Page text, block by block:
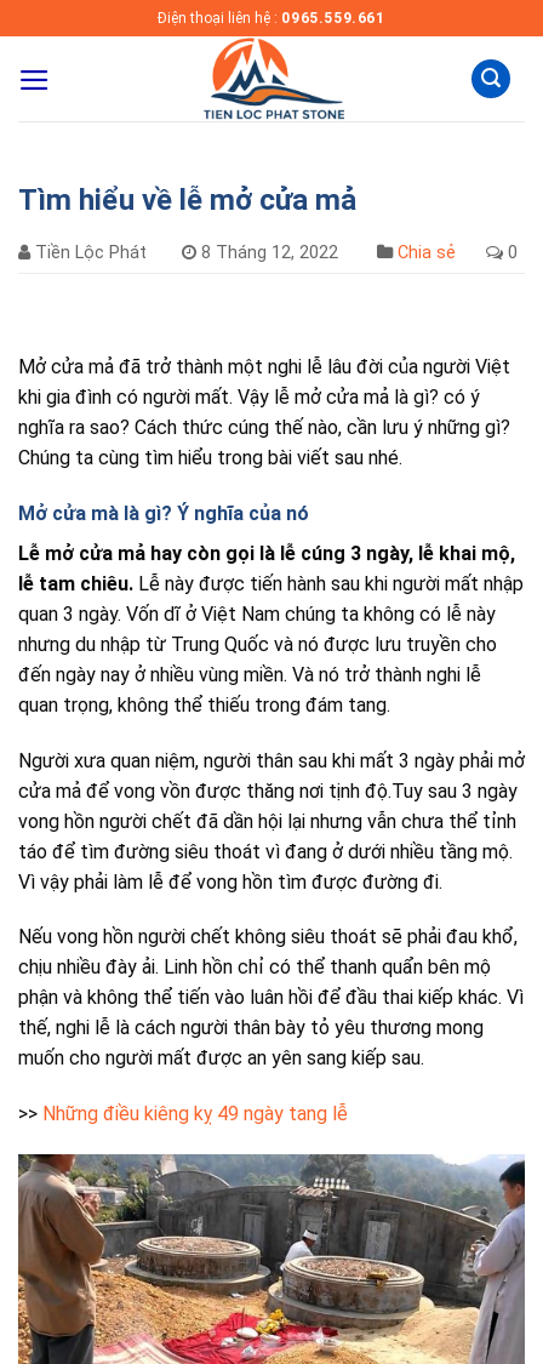
to
content
Điện thoại liên hệ : 0965.559.661
Tìm hiểu về lễ mở cửa mả
Tiền Lộc Phát 8 Tháng 12, 2022 Chia sẻ 0
Mở cửa mả đã trở thành một nghi lễ lâu đời của người Việt
khi gia đình có người mất. Vậy lễ mở cửa mả là gì? có ý
nghĩa ra sao? Cách thức cúng thế nào, cần lưu ý những gì?
Chúng ta cùng tìm hiểu trong bài viết sau nhé.
Mở cửa mà là gì? Ý nghĩa của nó
Lễ mở cửa mả hay còn gọi là lễ cúng 3 ngày, lễ khai mộ,
lễ tam chiêu. Lễ này được tiến hành sau khi người mất nhập
quan 3 ngày. Vốn dĩ ở Việt Nam chúng ta không có lễ này
nhưng du nhập từ Trung Quốc và nó được lưu truyền cho
đến ngày nay ở nhiều vùng miền. Và nó trở thành nghi lễ
quan trọng, không thể thiếu trong đám tang.
Người xưa quan niệm, người thân sau khi mất 3 ngày phải mở
cửa mả để vong vồn được thăng nơi tịnh độ.Tuy sau 3 ngày
vong hồn người chết đã dần hội lại nhưng vẫn chưa thể tỉnh
táo để tìm đường siêu thoát vì đang ở dưới nhiều tầng mộ.
Vì vậy phải làm lễ để vong hồn tìm được đường đi.
Nếu vong hồn người chết không siêu thoát sẽ phải đau khổ,
chịu nhiều đày ải. Linh hồn chỉ có thể thanh quẩn bên mộ
phận và không thể tiến vào luân hồi để đầu thai kiếp khác. Vì
thế, nghi lễ là cách người thân bày tỏ yêu thương mong
muốn cho người mất được an yên sang kiếp sau.
>> Những điều kiêng kỵ 49 ngày tang lễ